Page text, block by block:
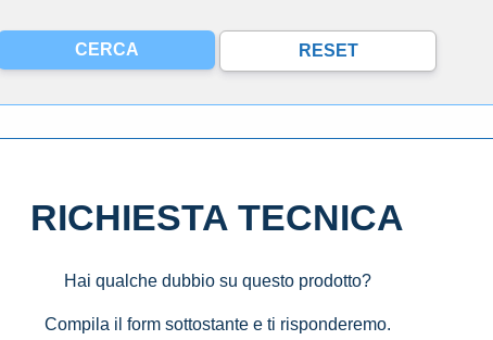
RICHIESTA TECNICA
Hai qualche dubbio su questo prodotto?
Compila il form sottostante e ti risponderemo.